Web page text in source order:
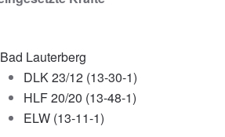
Bad Lauterberg
DLK 23/12 (13-30-1)
HLF 20/20 (13-48-1)
ELW (13-11-1)